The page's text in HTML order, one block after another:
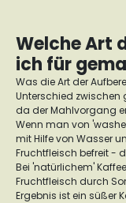
Welche Art
ich für
Was die Art der
Unterschied zwischen
da der Mahlvorgang
Wenn man von
mit Hilfe von Wasser
Fruchtfleisch befreit -
Bei 'natürlichem'
Fruchtfleisch durch
Ergebnis ist ein süßer